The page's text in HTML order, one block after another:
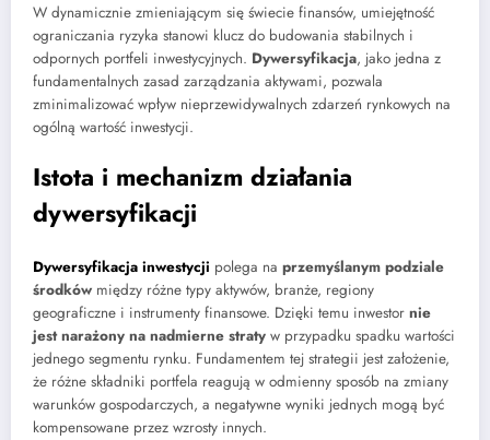
W dynamicznie zmieniającym się świecie finansów, umiejętność
ograniczania ryzyka stanowi klucz do budowania stabilnych i
odpornych portfeli inwestycyjnych. Dywersyfikacja, jako jedna z
fundamentalnych zasad zarządzania aktywami, pozwala
zminimalizować wpływ nieprzewidywalnych zdarzeń rynkowych na
ogólną wartość inwestycji.
Istota i mechanizm działania
dywersyfikacji
Dywersyfikacja inwestycji polega na przemyślanym podziale
środków między różne typy aktywów, branże, regiony
geograficzne i instrumenty finansowe. Dzięki temu inwestor nie
jest narażony na nadmierne straty w przypadku spadku wartości
jednego segmentu rynku. Fundamentem tej strategii jest założenie,
że różne składniki portfela reagują w odmienny sposób na zmiany
warunków gospodarczych, a negatywne wyniki jednych mogą być
kompensowane przez wzrosty innych.